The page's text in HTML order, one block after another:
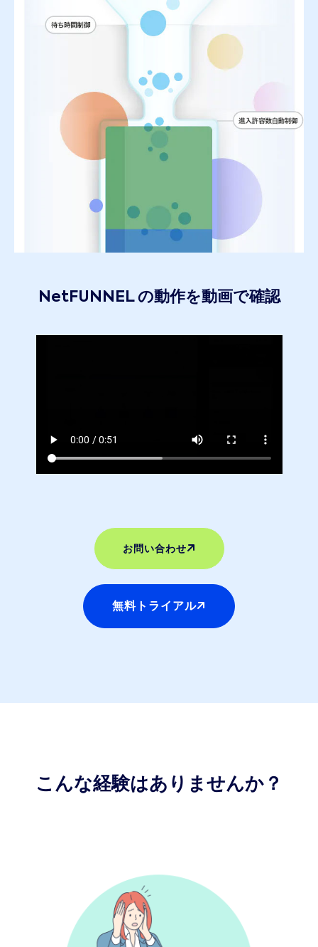
NetFUNNEL の動作を動画で確認
お問い合わせ
無料トライアル
こんな経験はありませんか？